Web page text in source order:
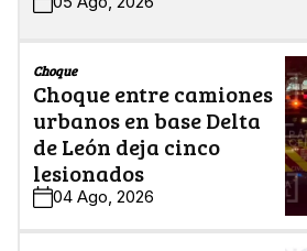
Choque
Choque entre camiones
urbanos en base Delta
de León deja cinco
lesionados
04 Ago, 2026